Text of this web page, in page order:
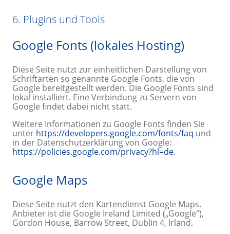
6. Plugins und Tools
Google Fonts (lokales Hosting)
Diese Seite nutzt zur einheitlichen Darstellung von
Schriftarten so genannte Google Fonts, die von
Google bereitgestellt werden. Die Google Fonts sind
lokal installiert. Eine Verbindung zu Servern von
Google findet dabei nicht statt.
Weitere Informationen zu Google Fonts finden Sie
unter https://developers.google.com/fonts/faq und
in der Datenschutzerklärung von Google:
https://policies.google.com/privacy?hl=de.
Google Maps
Diese Seite nutzt den Kartendienst Google Maps.
Anbieter ist die Google Ireland Limited („Google“),
Gordon House, Barrow Street, Dublin 4, Irland.